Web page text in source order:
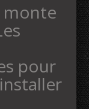
monte
pour